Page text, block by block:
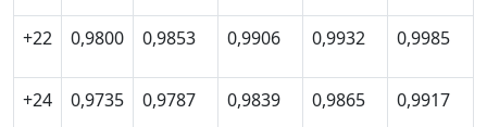
+22 0,9800 0,9853 0,9906 0,9932 0,9985
+24 0,9735 0,9787 0,9839 0,9865 0,9917